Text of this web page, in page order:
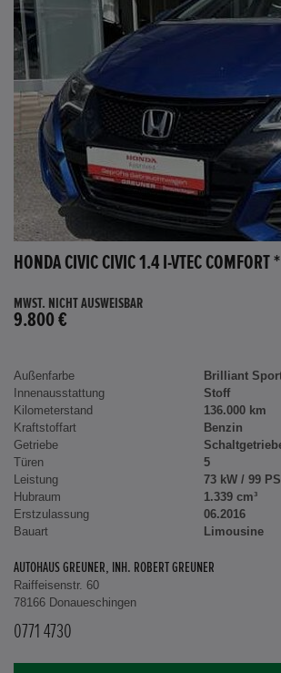
MWST. NICHT AUSWEISBAR
9.800 €
Außenfarbe
Brilliant
Innenausstattung
Stoff
Kilometerstand
136.000 km
Kraftstoffart
Benzin
Getriebe
Türen
5
Leistung
73 kW / 99 PS
Hubraum
1.339 cm³
Erstzulassung
06.2016
Bauart
Limousine
AUTOHAUS GREUNER, INH. ROBERT GREUNER
Raiffeisenstr. 60
78166 Donaueschingen
0771 4730